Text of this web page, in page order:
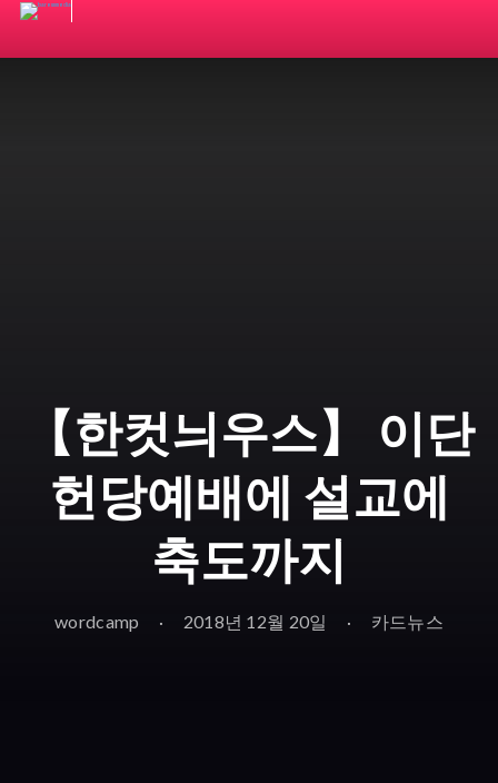
【한컷늬우스】 이단
헌당예배에 설교에
축도까지
wordcamp 2018년 12월 20일 카드뉴스